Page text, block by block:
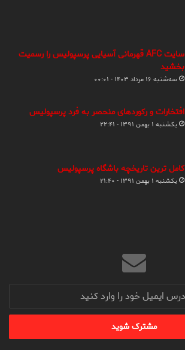
سایت AFC قهرمانی آسیایی پرسپولیس را رسمیت
بخشید
سه‌شنبه ۱۶ مرداد ۱۴۰۳ - ۰۰:۰۱
افتخارات و رکوردهای منحصر به فرد پرسپولیس
یکشنبه ۱ بهمن ۱۳۹۱ - ۲۲:۴۱
کامل ترین تاریخچه باشگاه پرسپولیس
یکشنبه ۱ بهمن ۱۳۹۱ - ۲۱:۴۰